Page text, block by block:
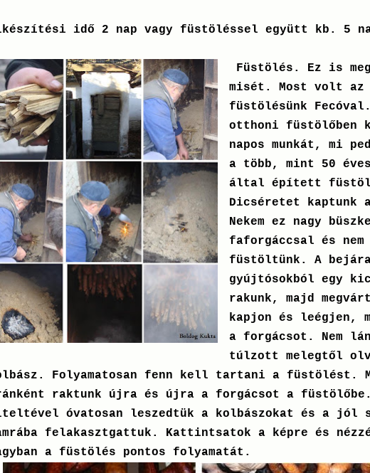
idő 2 nap vagy füstöléssel együtt kb. 5
Füstölés. Ez is
misét. Most volt az
füstölésünk
otthoni füstölőben
napos munkát, mi
a több, mint 50 éves,
által épített
Dicséretet kaptunk
Nekem ez nagy
faforgáccsal és
füstöltünk. A
gyújtósokból egy
rakunk, majd
kapjon és leégjen,
a forgácsot. Nem
túlzott melegtől
Folyamatosan fenn kell tartani a füstölést.
raktunk újra és újra a forgácsot a
óvatosan leszedtük a kolbászokat és a jól
felakasztgattuk. Kattintsatok a képre és
a füstölés pontos folyamatát.